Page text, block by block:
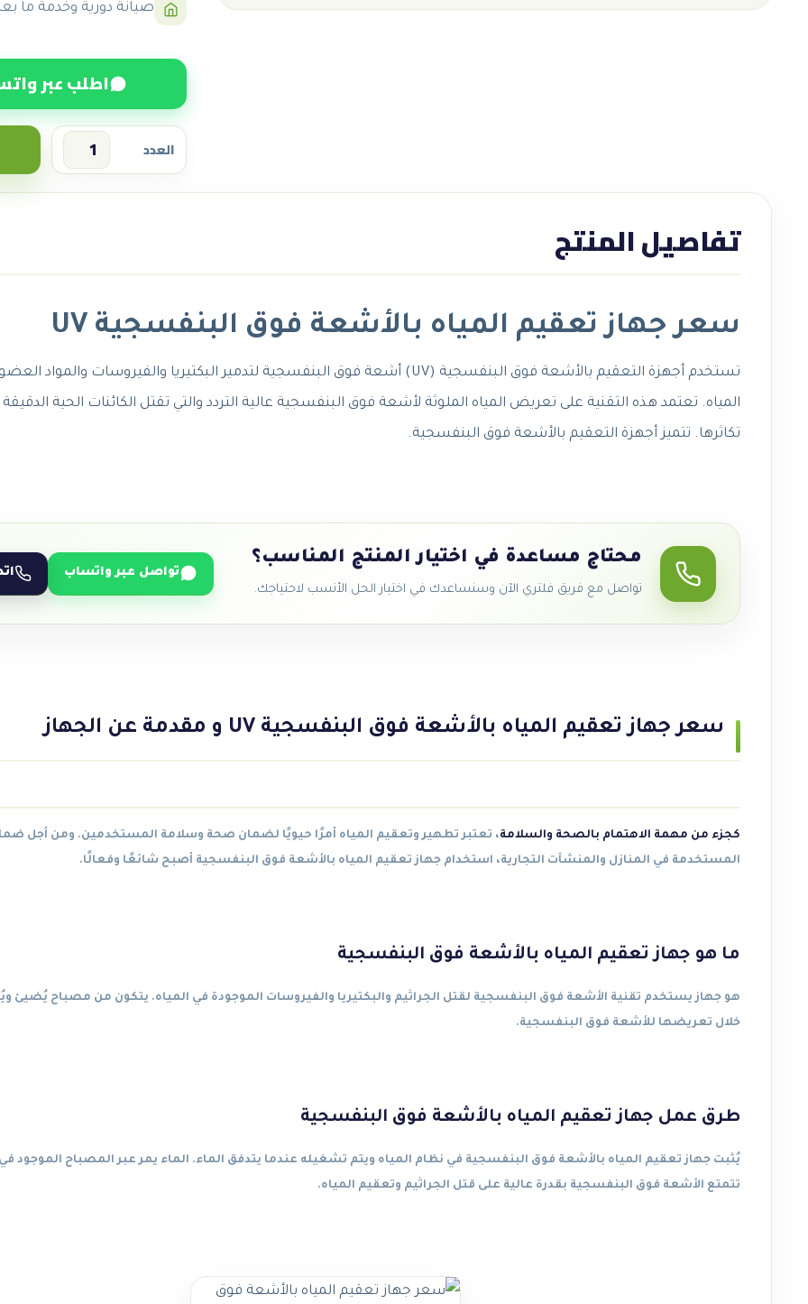
صيانة دورية وخدمة ما
اطلب عبر
العدد
سعر
quantity
تفاصيل المنتج
سعر جهاز تعقيم المياه بالأشعة فوق البنفسجية UV
تستخدم أجهزة التعقيم بالأشعة فوق البنفسجية (UV) أشعة فوق البنفسجية لتدمير البكتيريا والفيروسات والمواد العضوية الضارة في
المياه. تعتمد هذه التقنية على تعريض المياه الملوثة لأشعة فوق البنفسجية عالية التردد والتي تقتل الكائنات الحية
تكاثرها. تتميز أجهزة التعقيم بالأشعة فوق البنفسجية.
محتاج مساعدة في اختيار المنتج المناسب؟
تواصل مع فريق فلتري الآن وسنساعدك في اختيار الحل الأنسب لاحتياجك.
تواصل عبر واتساب
سعر جهاز تعقيم المياه بالأشعة فوق البنفسجية UV و مقدمة عن الجهاز
كجزء من مهمة الاهتمام بالصحة والسلامة، تعتبر تطهير وتعقيم المياه أمرًا حيويًا لضمان صحة وسلامة المستخدمين. ومن أجل
المستخدمة في المنازل والمنشآت التجارية، استخدام جهاز تعقيم المياه بالأشعة فوق البنفسجية أصبح شائعًا وفعالًا.
ما هو جهاز تعقيم المياه بالأشعة فوق البنفسجية
هو جهاز يستخدم تقنية الأشعة فوق البنفسجية لقتل الجراثيم والبكتيريا والفيروسات الموجودة في المياه. يتكون من مصباح يُضيئ
خلال تعريضها للأشعة فوق البنفسجية.
طرق عمل جهاز تعقيم المياه بالأشعة فوق البنفسجية
يُثبت جهاز تعقيم المياه بالأشعة فوق البنفسجية في نظام المياه ويتم تشغيله عندما يتدفق الماء. الماء يمر عبر المصباح الموجود
تتمتع الأشعة فوق البنفسجية بقدرة عالية على قتل الجراثيم وتعقيم المياه.